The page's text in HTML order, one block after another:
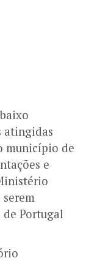
atingidas
município de
e
Portugal